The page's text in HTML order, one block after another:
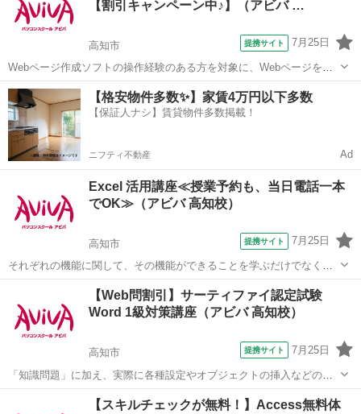
に合ったメニューで体験していた...【割引キャンペーン中♪】（アビバ …
高知市 提携サイト 7月25日
Webページ作成ソフトの操作経験のある方を対象に、Webページを作
成する際に重要な、HTML4.01とCSSコードの記述スキルの初級レベル
を学びます。Webクリエイター能力認定試験初級の取得が目指せま
す。 ■学習内容■ ...
高知 高知市 ホームページ作成
【格安物件多数✨】家賃4万円以下多数
【保証人ナシ】賃貸物件多数掲載！
ニフティ不動産 Ad
Excel 活用講座≪授業予約も、当日電話一本
でOK≫（アビバ 高知校）
高知市 提携サイト 7月25日
それぞれの機能に関して、その機能ができることを学ぶだけでなく、
実際に業務に活かす方法を実例をもって学ぶことができる講座です。
を行い、Excelの機能をさ...
エクセル
【Web問割引】サーティファイ認定試験
Word 1級対策講座（アビバ 高知校）
高知市 提携サイト 7月25日
「知識問題」に加え、実際に各種設定やオブジェクトの挿入などの機
能を駆使した文書を作成する「実技問題」を解くことで、実践的な能
力を証明できる資格制度の、1級対策講座です。
ワード
【スキルチェックが無料！】Access無料体